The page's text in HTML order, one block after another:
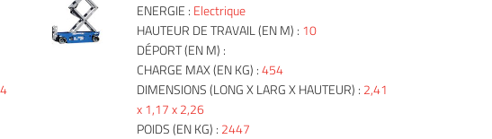
ENERGIE : Electrique
HAUTEUR DE TRAVAIL (EN M) : 10
DÉPORT (EN M) :
CHARGE MAX (EN KG) :454
DIMENSIONS (LONG X LARG X HAUTEUR) : 2,41
x 1,17 x 2,26
POIDS (EN KG) : 2447